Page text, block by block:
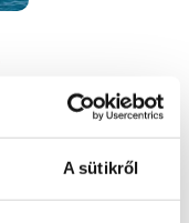
A sütikről